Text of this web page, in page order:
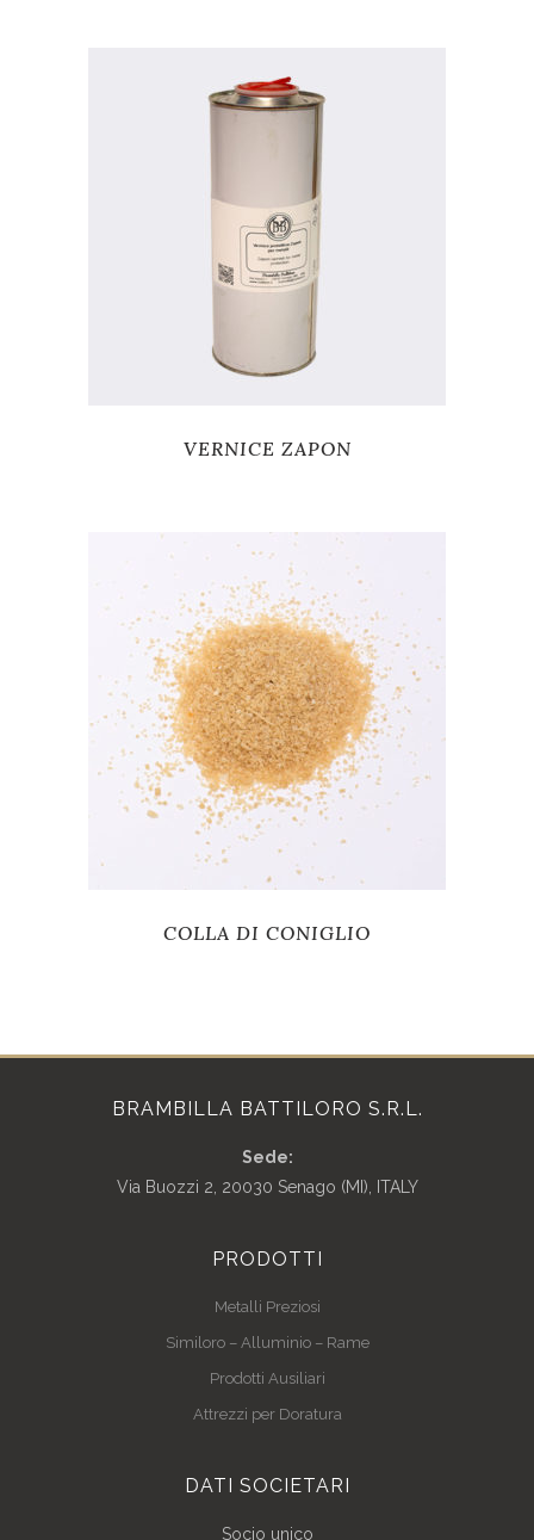
VERNICE ZAPON
COLLA DI CONIGLIO
BRAMBILLA BATTILORO S.R.L.
Sede:
Via Buozzi 2, 20030 Senago (MI), ITALY
PRODOTTI
Metalli Preziosi
Similoro – Alluminio – Rame
Prodotti Ausiliari
Attrezzi per Doratura
DATI SOCIETARI
Socio unico